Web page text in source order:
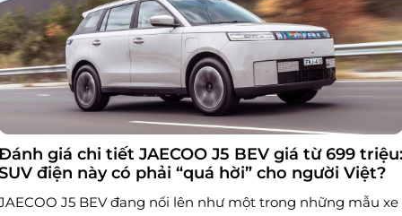
giá chi tiết JAECOO J5 BEV giá từ 699 triệu:
điện này có phải “quá hời” cho người Việt?
J5 BEV đang nổi lên như một trong những mẫu xe